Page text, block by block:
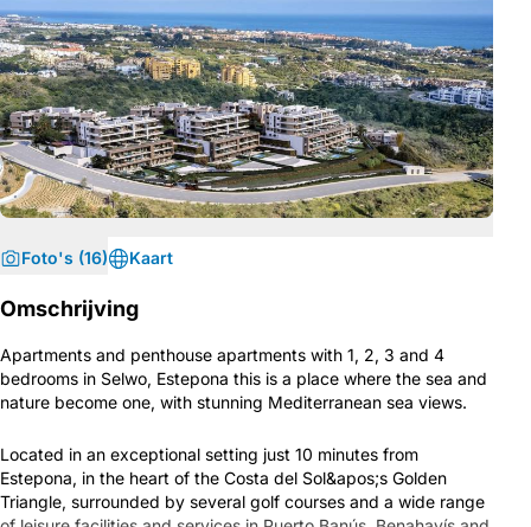
Foto's (16) Kaart
Omschrijving
Apartments and penthouse apartments with 1, 2, 3 and 4
bedrooms in Selwo, Estepona this is a place where the sea and
nature become one, with stunning Mediterranean sea views.
Located in an exceptional setting just 10 minutes from
Estepona, in the heart of the Costa del Sol&apos;s Golden
Triangle, surrounded by several golf courses and a wide range